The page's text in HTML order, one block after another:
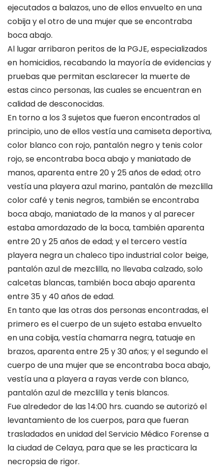
ejecutados a balazos, uno de ellos envuelto en una
cobija y el otro de una mujer que se encontraba
boca abajo.
Al lugar arribaron peritos de la PGJE, especializados
en homicidios, recabando la mayoría de evidencias y
pruebas que permitan esclarecer la muerte de
estas cinco personas, las cuales se encuentran en
calidad de desconocidas.
En torno a los 3 sujetos que fueron encontrados al
principio, uno de ellos vestía una camiseta deportiva,
color blanco con rojo, pantalón negro y tenis color
rojo, se encontraba boca abajo y maniatado de
manos, aparenta entre 20 y 25 años de edad; otro
vestía una playera azul marino, pantalón de mezclilla
color café y tenis negros, también se encontraba
boca abajo, maniatado de la manos y al parecer
estaba amordazado de la boca, también aparenta
entre 20 y 25 años de edad; y el tercero vestía
playera negra un chaleco tipo industrial color beige,
pantalón azul de mezclilla, no llevaba calzado, solo
calcetas blancas, también boca abajo aparenta
entre 35 y 40 años de edad.
En tanto que las otras dos personas encontradas, el
primero es el cuerpo de un sujeto estaba envuelto
en una cobija, vestía chamarra negra, tatuaje en
brazos, aparenta entre 25 y 30 años; y el segundo el
cuerpo de una mujer que se encontraba boca abajo,
vestía una a playera a rayas verde con blanco,
pantalón azul de mezclilla y tenis blancos.
Fue alrededor de las 14:00 hrs. cuando se autorizó el
levantamiento de los cuerpos, para que fueran
trasladados en unidad del Servicio Médico Forense a
la ciudad de Celaya, para que se les practicara la
necropsia de rigor.